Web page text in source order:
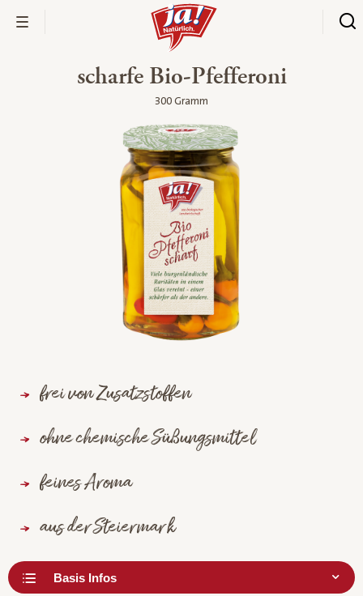
scharfe Bio-Pfefferoni
300 Gramm
frei von Zusatzstoffen
ohne chemische Süßungsmittel
feines Aroma
aus der Steiermark